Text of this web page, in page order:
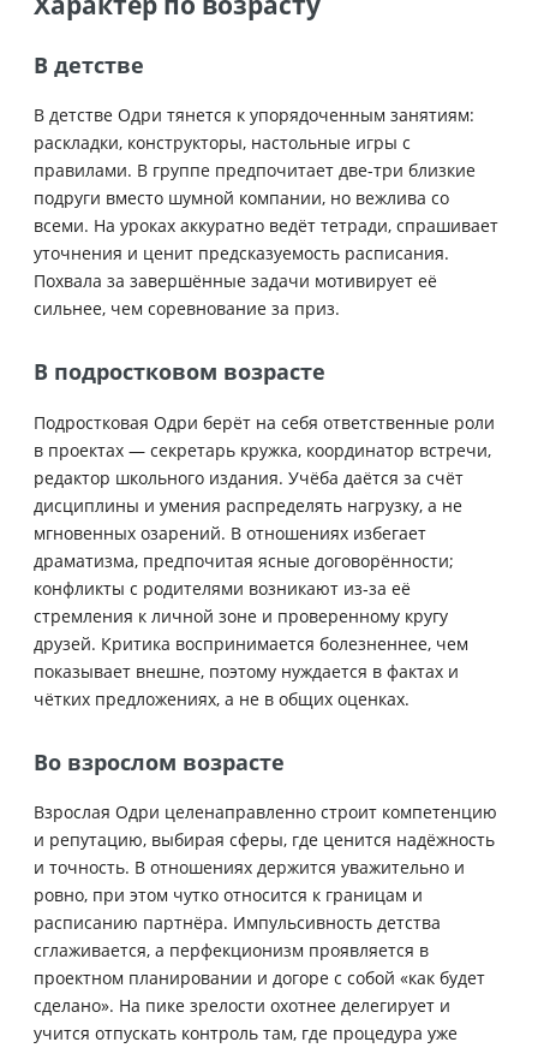
В детстве
В детстве Одри тянется к упорядоченным занятиям:
раскладки, конструкторы, настольные игры с
правилами. В группе предпочитает две-три близкие
подруги вместо шумной компании, но вежлива со
всеми. На уроках аккуратно ведёт тетради, спрашивает
уточнения и ценит предсказуемость расписания.
Похвала за завершённые задачи мотивирует её
сильнее, чем соревнование за приз.
В подростковом возрасте
Подростковая Одри берёт на себя ответственные роли
в проектах — секретарь кружка, координатор встречи,
редактор школьного издания. Учёба даётся за счёт
дисциплины и умения распределять нагрузку, а не
мгновенных озарений. В отношениях избегает
драматизма, предпочитая ясные договорённости;
конфликты с родителями возникают из‑за её
стремления к личной зоне и проверенному кругу
друзей. Критика воспринимается болезненнее, чем
показывает внешне, поэтому нуждается в фактах и
чётких предложениях, а не в общих оценках.
Во взрослом возрасте
Взрослая Одри целенаправленно строит компетенцию
и репутацию, выбирая сферы, где ценится надёжность
и точность. В отношениях держится уважительно и
ровно, при этом чутко относится к границам и
расписанию партнёра. Импульсивность детства
сглаживается, а перфекционизм проявляется в
проектном планировании и догоре с собой «как будет
сделано». На пике зрелости охотнее делегирует и
учится отпускать контроль там, где процедура уже